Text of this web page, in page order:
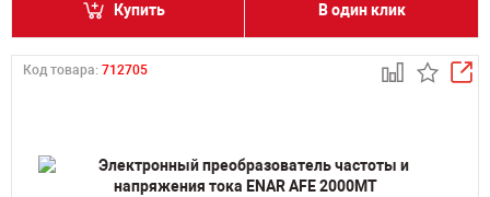
Купить В один клик
Код товара: 712705